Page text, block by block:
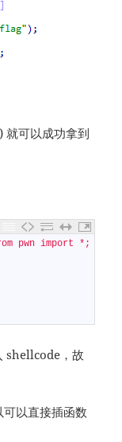
就可以成功拿到
pwn import *;
shellcode，故
以直接插函数